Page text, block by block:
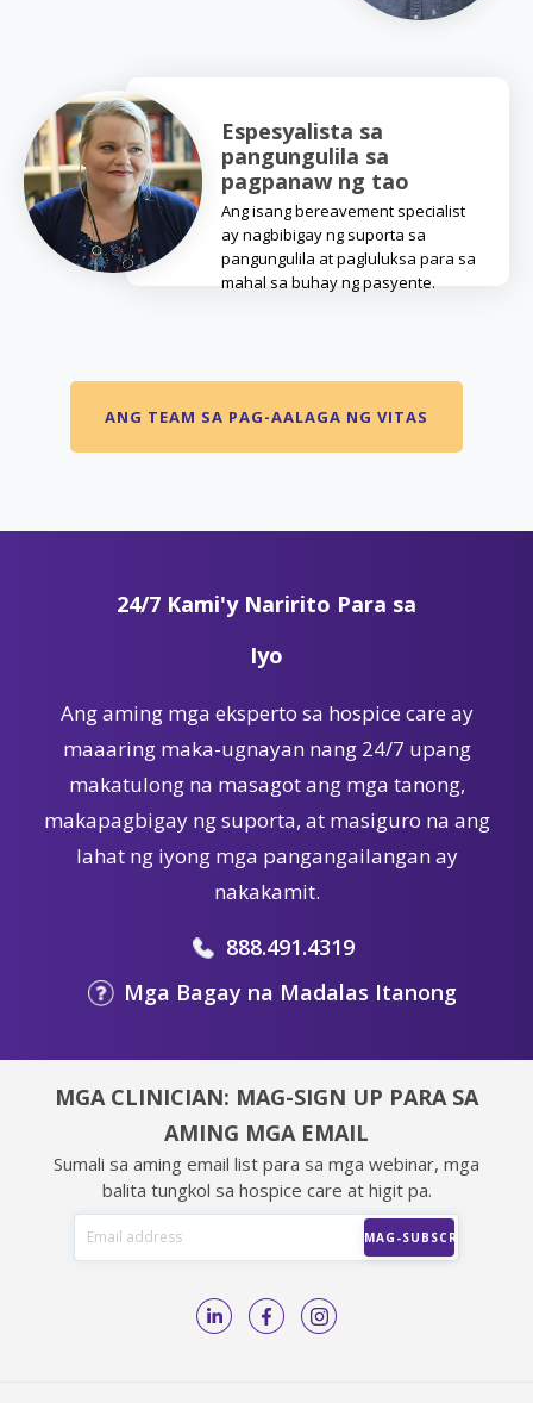
Espesyalista sa
pangungulila sa
pagpanaw ng tao
Ang isang bereavement specialist
ay nagbibigay ng suporta sa
pangungulila at pagluluksa para sa
mahal sa buhay ng pasyente.
ANG TEAM SA PAG-AALAGA NG VITAS
24/7 Kami'y Naririto Para sa
Iyo
Ang aming mga eksperto sa hospice care ay
maaaring maka-ugnayan nang 24/7 upang
makatulong na masagot ang mga tanong,
makapagbigay ng suporta, at masiguro na ang
lahat ng iyong mga pangangailangan ay
nakakamit.
888.491.4319
Mga Bagay na Madalas Itanong
MGA CLINICIAN: MAG-SIGN UP PARA SA
AMING MGA EMAIL
Sumali sa aming email list para sa mga webinar, mga
balita tungkol sa hospice care at higit pa.